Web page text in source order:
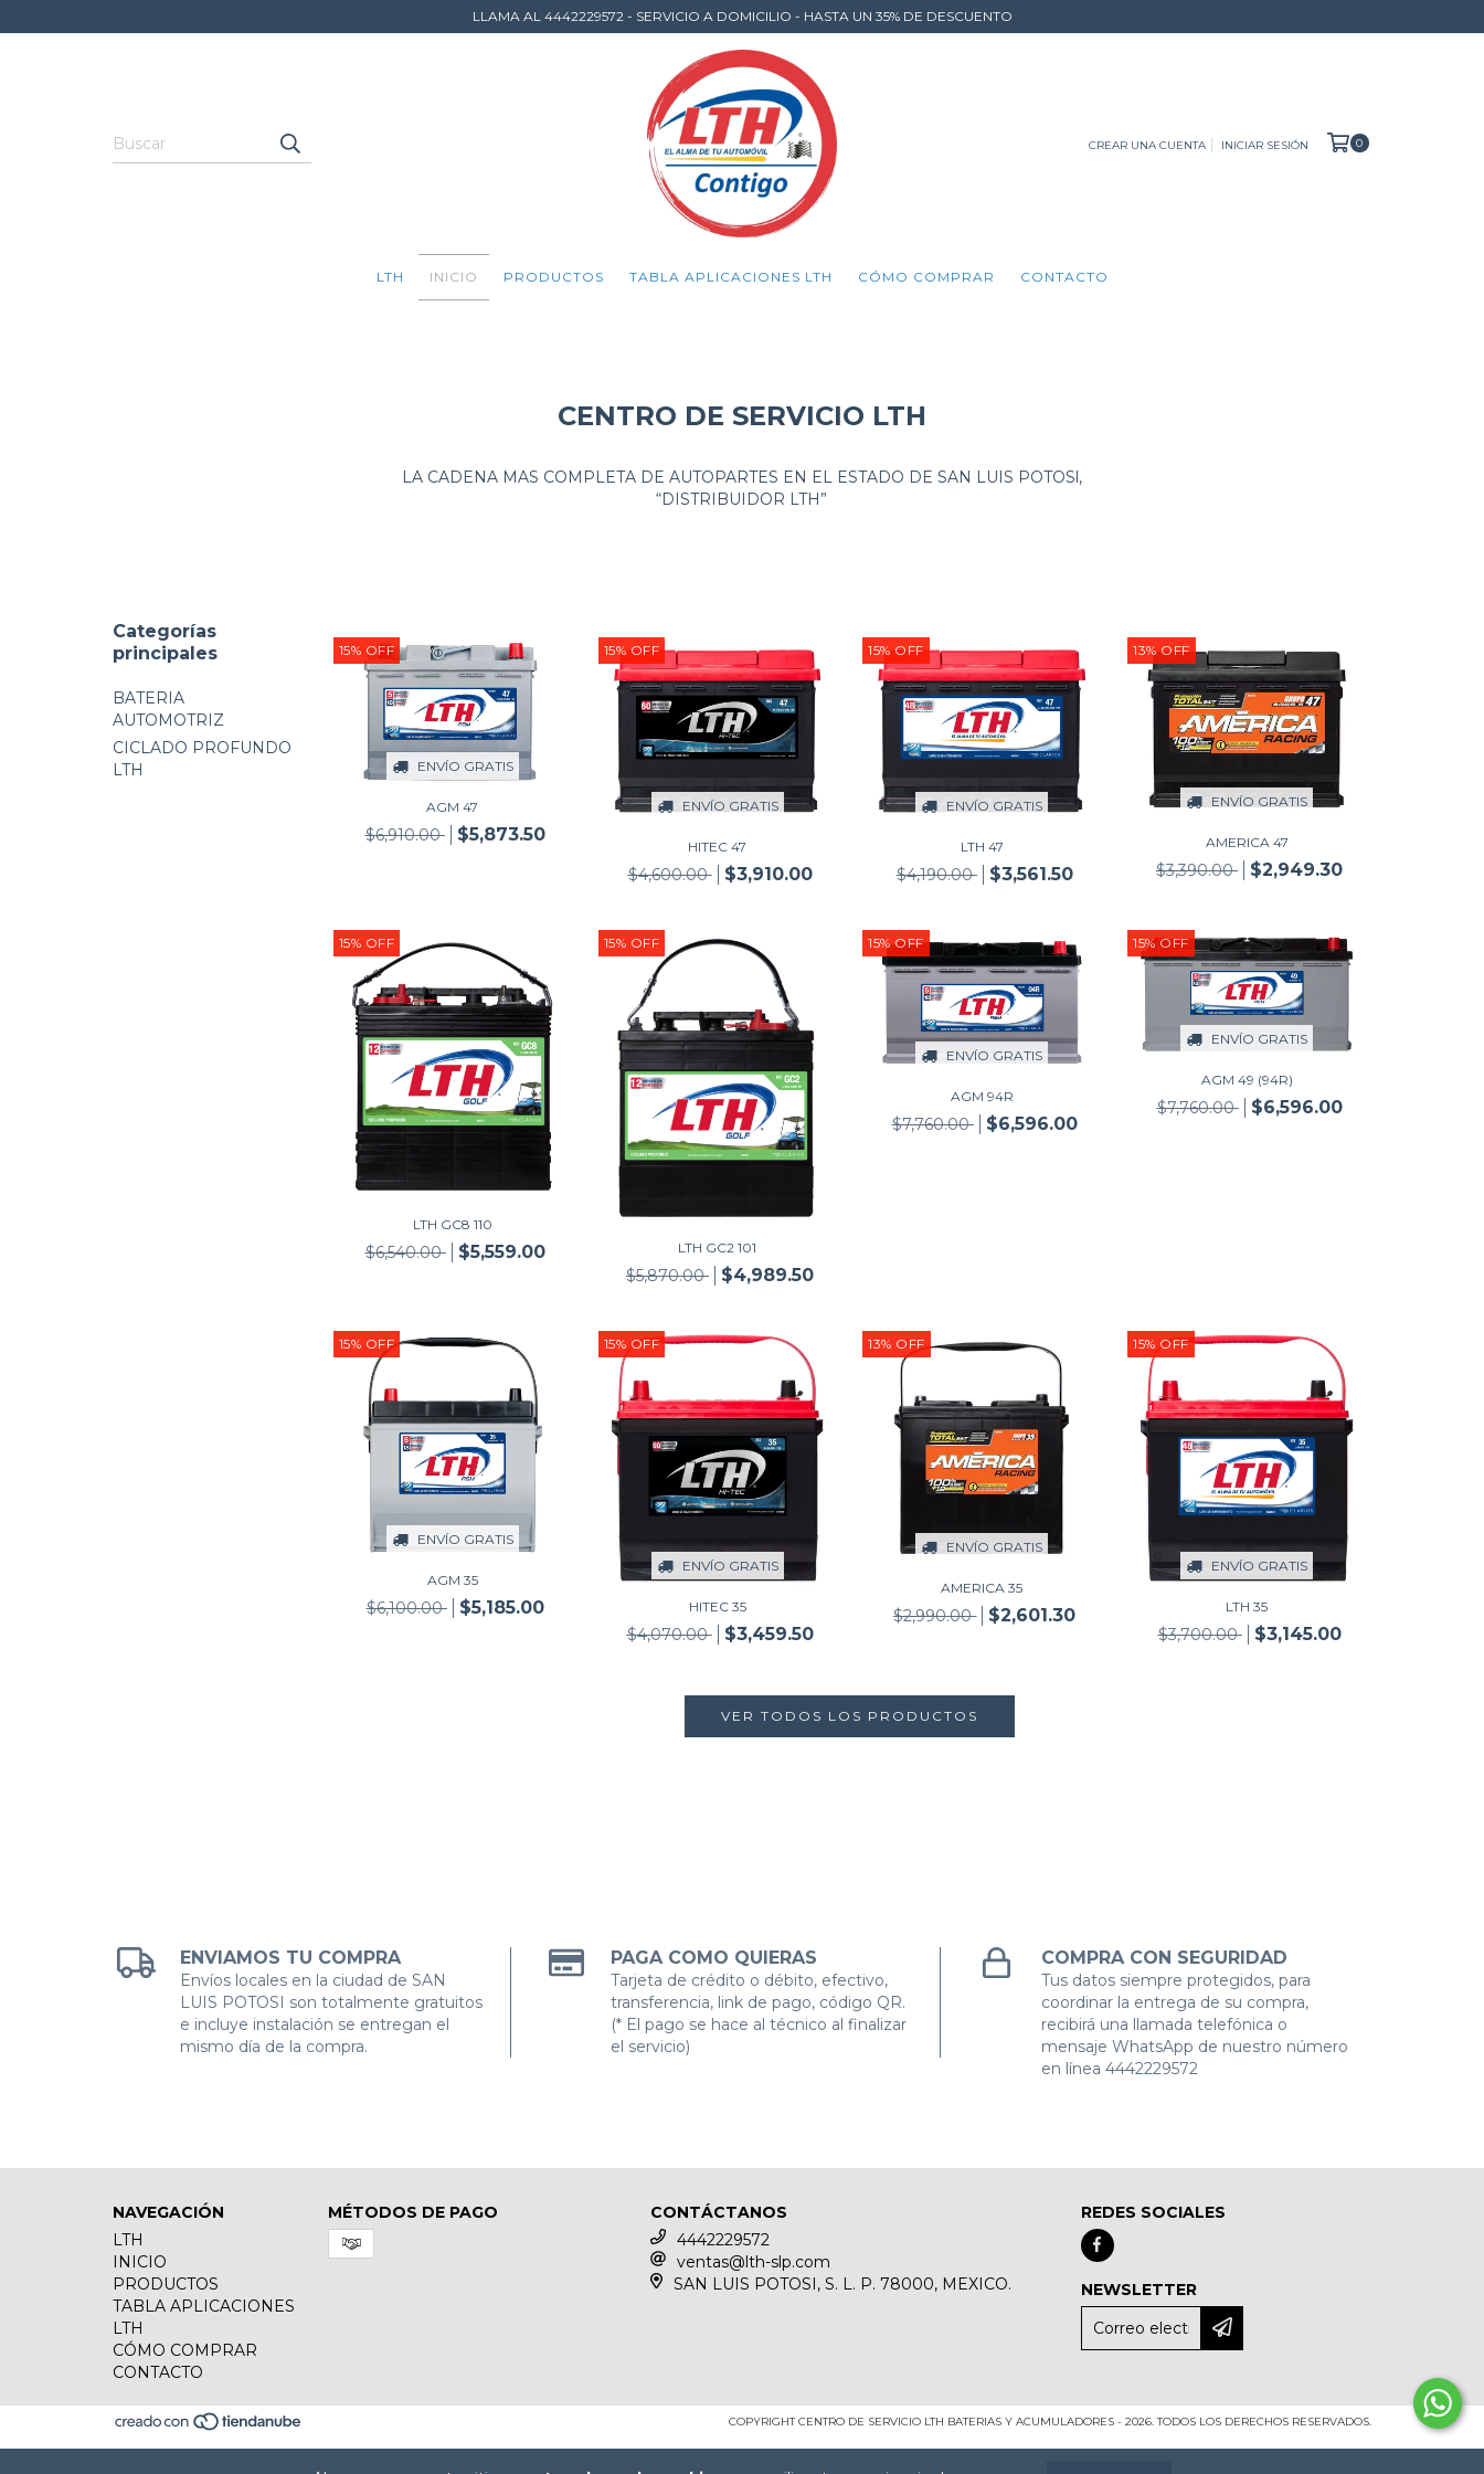
LLAMA AL 4442229572 - SERVICIO A DOMICILIO - HASTA UN 35% DE DESCUENTO
CREAR UNA CUENTA INICIAR SESIÓN 0
LTH INICIO PRODUCTOS TABLA APLICACIONES LTH CÓMO COMPRAR CONTACTO
CENTRO DE SERVICIO LTH
LA CADENA MAS COMPLETA DE AUTOPARTES EN EL ESTADO DE SAN LUIS POTOSl,
“DISTRIBUIDOR LTH”
Categorías
principales
BATERIA
AUTOMOTRIZ
CICLADO PROFUNDO
LTH
15% OFF
ENVÍO GRATIS
AGM 47
$6,910.00 $5,873.50
15% OFF
ENVÍO GRATIS
HITEC 47
$4,600.00 $3,910.00
15% OFF
ENVÍO GRATIS
LTH 47
$4,190.00 $3,561.50
13% OFF
ENVÍO GRATIS
AMERICA 47
$3,390.00 $2,949.30
15% OFF
LTH GC8 110
$6,540.00 $5,559.00
15% OFF
LTH GC2 101
$5,870.00 $4,989.50
15%OFF
ENVÍO GRATIS
AGM 94R
$7,760.00 $6,596.00
15% OFF
ENVÍO GRATIS
AGM 49 (94R)
$7,760.00 $6,596.00
15% OFF
ENVÍO GRATIS
AGM 35
$6,100.00 $5,185.00
15% OFF
ENVÍO GRATIS
HITEC 35
$4,070.00 $3,459.50
13% OFF
ENVÍO GRATIS
AMERICA 35
$2,990.00 $2,601.30
15% OFF
ENVÍO GRATIS
LTH 35
$3,700.00 $3,145.00
VER TODOS LOS PRODUCTOS
ENVIAMOS TU COMPRA
Envíos locales en la ciudad de SAN
LUIS POTOSI son totalmente gratuitos
e incluye instalación se entregan el
mismo día de la compra.
PAGA COMO QUIERAS
Tarjeta de crédito o débito, efectivo,
transferencia, link de pago, código QR.
(* El pago se hace al técnico al finalizar
el servicio)
COMPRA CON SEGURIDAD
Tus datos siempre protegidos, para
coordinar la entrega de su compra,
recibirá una llamada telefónica o
mensaje WhatsApp de nuestro número
en línea 4442229572
NAVEGACIÓN
LTH
INICIO
PRODUCTOS
TABLA APLICACIONES
LTH
CÓMO COMPRAR
CONTACTO
MÉTODOS DE PAGO
CONTÁCTANOS
4442229572
ventas@lth-slp.com
SAN LUIS POTOSI, S. L. P. 78000, MEXICO.
REDES SOCIALES
NEWSLETTER
COPYRIGHT CENTRO DE SERVICIO LTH BATERIAS Y ACUMULADORES - 2026. TODOS LOS DERECHOS RESERVADOS.